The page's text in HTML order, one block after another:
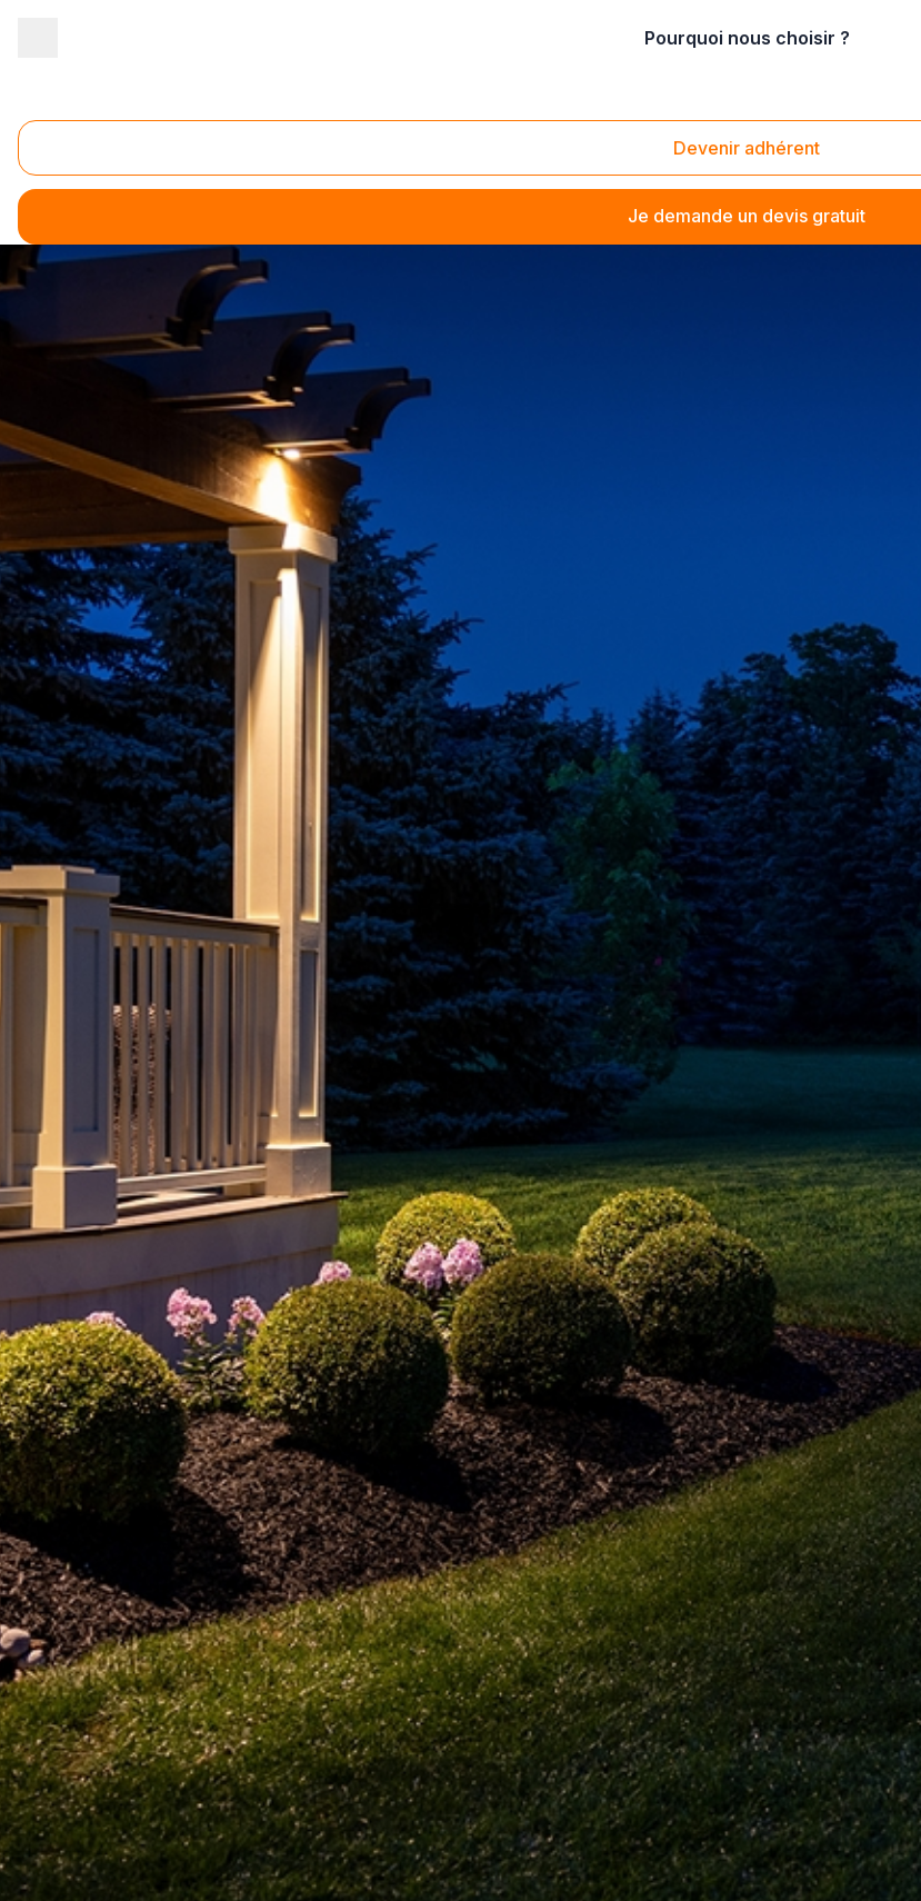
Pourquoi nous choisir ?
Devenir adhérent
Je demande un devis gratuit